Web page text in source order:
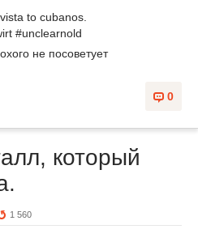
to cubanos.
#unclearnold
0
который
1 560